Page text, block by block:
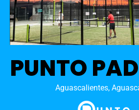
PUNTO
Aguascalientes,